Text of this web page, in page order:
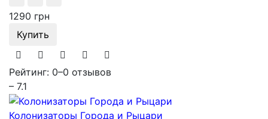
1290 грн
Купить
Рейтинг: 0–0 отзывов
– 7.1
Колонизаторы Города и Рыцари